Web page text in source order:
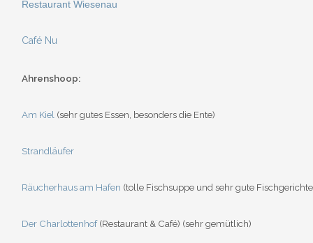
Restaurant Wiesenau
Café Nu
Ahrenshoop:
Am Kiel (sehr gutes Essen, besonders die Ente)
Strandläufer
Räucherhaus am Hafen (tolle Fischsuppe und sehr gute
Der Charlottenhof(Restaurant & Café) (sehr gemütlich)